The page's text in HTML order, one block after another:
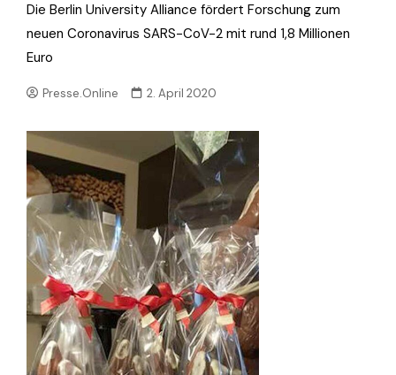
Die Berlin University Alliance fördert Forschung zum
neuen Coronavirus SARS-CoV-2 mit rund 1,8 Millionen
Euro
Presse.Online 2. April 2020